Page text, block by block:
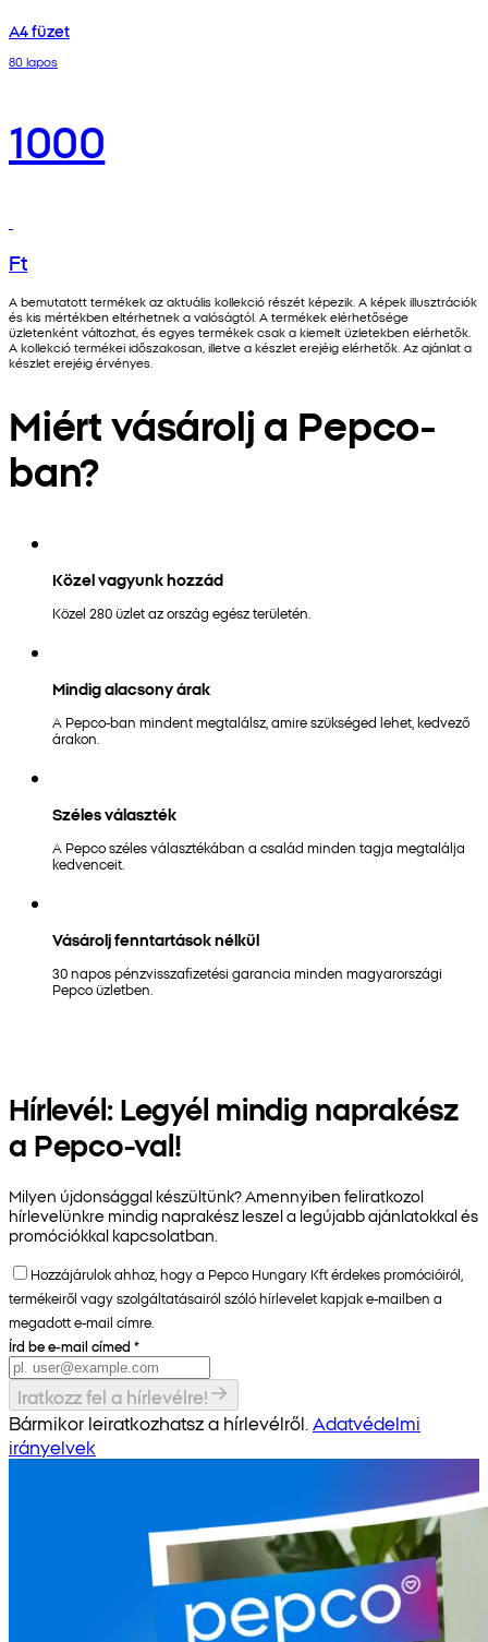
A4 füzet
80 lapos
1000
Ft
A bemutatott termékek az aktuális kollekció részét képezik. A képek illusztrációk
és kis mértékben eltérhetnek a valóságtól. A termékek elérhetősége
üzletenként változhat, és egyes termékek csak a kiemelt üzletekben elérhetők.
A kollekció termékei időszakosan, illetve a készlet erejéig elérhetők. Az ajánlat a
készlet erejéig érvényes.
Miért vásárolj a Pepco-
ban?
Közel vagyunk hozzád
Közel 280 üzlet az ország egész területén.
Mindig alacsony árak
A Pepco-ban mindent megtalálsz, amire szükséged lehet, kedvező
árakon.
Széles választék
A Pepco széles választékában a család minden tagja megtalálja
kedvenceit.
Vásárolj fenntartások nélkül
30 napos pénzvisszafizetési garancia minden magyarországi
Pepco üzletben.
Hírlevél: Legyél mindig naprakész
a Pepco-val!
Milyen újdonsággal készültünk? Amennyiben feliratkozol
hírlevelünkre mindig naprakész leszel a legújabb ajánlatokkal és
promóciókkal kapcsolatban.
Hozzájárulok ahhoz, hogy a Pepco Hungary Kft érdekes promócióiról,
termékeiről vagy szolgáltatásairól szóló hírlevelet kapjak e-mailben a
megadott e-mail címre.
Írd be e-mail címed *
Iratkozz fel a hírlevélre!
Bármikor leiratkozhatsz a hírlevélről. Adatvédelmi
irányelvek